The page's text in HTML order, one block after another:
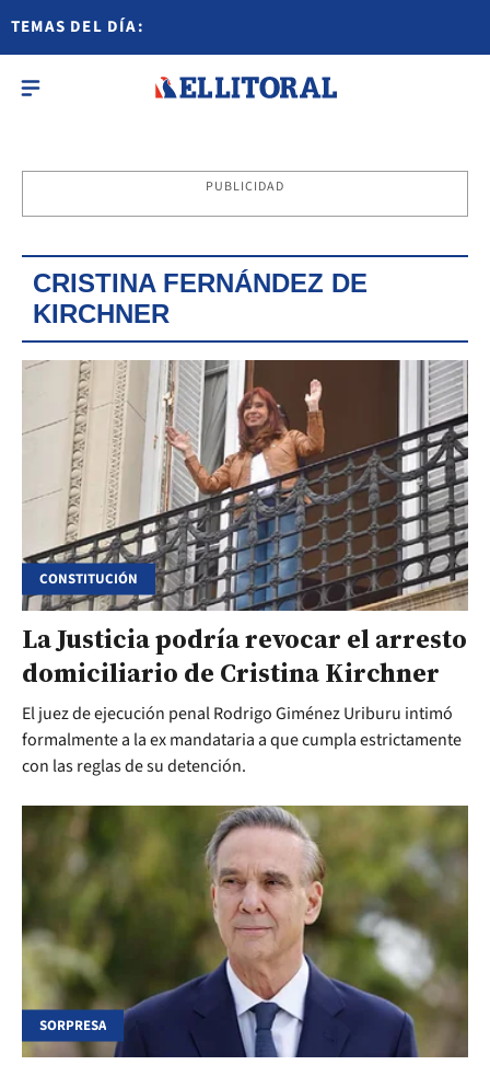
TEMAS DEL DÍA:
PUBLICIDAD
CRISTINA FERNÁNDEZ DE
KIRCHNER
CONSTITUCIÓN
La Justicia podría revocar el arresto
domiciliario de Cristina Kirchner
El juez de ejecución penal Rodrigo Giménez Uriburu intimó
formalmente a la ex mandataria a que cumpla estrictamente
con las reglas de su detención.
SORPRESA